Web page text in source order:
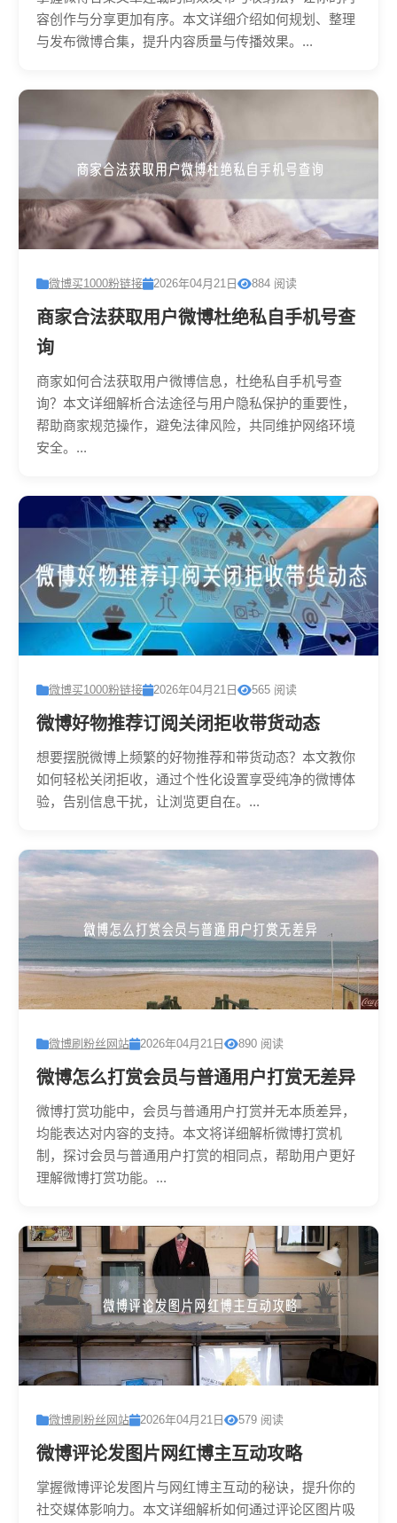
容创作与分享更加有序。本文详细介绍如何规划、整理
与发布微博合集，提升内容质量与传播效果。...
微博买1000粉链接 2026年04月21日 884 阅读
商家合法获取用户微博杜绝私自手机号查
询
商家如何合法获取用户微博信息，杜绝私自手机号查
询？本文详细解析合法途径与用户隐私保护的重要性，
帮助商家规范操作，避免法律风险，共同维护网络环境
安全。...
微博买1000粉链接 2026年04月21日 565 阅读
微博好物推荐订阅关闭拒收带货动态
想要摆脱微博上频繁的好物推荐和带货动态？本文教你
如何轻松关闭拒收，通过个性化设置享受纯净的微博体
验，告别信息干扰，让浏览更自在。...
微博刷粉丝网站 2026年04月21日 890 阅读
微博怎么打赏会员与普通用户打赏无差异
微博打赏功能中，会员与普通用户打赏并无本质差异，
均能表达对内容的支持。本文将详细解析微博打赏机
制，探讨会员与普通用户打赏的相同点，帮助用户更好
理解微博打赏功能。...
微博刷粉丝网站 2026年04月21日 579 阅读
微博评论发图片网红博主互动攻略
掌握微博评论发图片与网红博主互动的秘诀，提升你的
社交媒体影响力。本文详细解析如何通过评论区图片吸